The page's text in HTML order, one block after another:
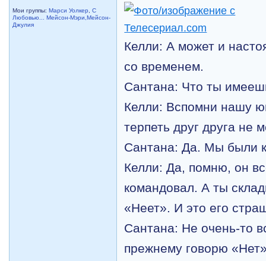
Мои группы:Марси Уолкер,С
Любовью... Мейсон-Мэри,Мейсон-
Джулия
Келли: А может и
со временем.
Сантана: Что ты
Келли: Вспомни нашу
терпеть друг друга не
Сантана: Да. Мы были
Келли: Да, помню, он
командовал. А ты
«Неет». И это его
Сантана: Не очень-то
прежнему говорю